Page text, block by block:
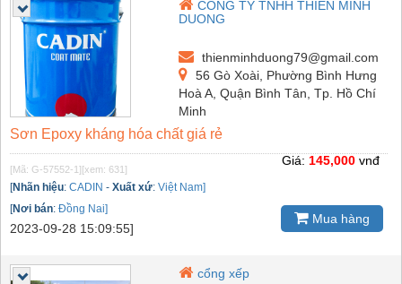
CÔNG TY TNHH THIEN MINH
DUONG
thienminhduong79@gmail.com
56 Gò Xoài, Phường Bình Hưng
Hoà A, Quận Bình Tân, Tp. Hồ Chí
Minh
Sơn Epoxy kháng hóa chất giá rẻ
[Mã: G-57552-1] [xem: 631]
[Nhãn hiệu: CADIN - Xuất xứ: Việt Nam]
[Nơi bán: Đồng Nai]
2023-09-28 15:09:55]
Giá: 145,000 vnđ
Mua hàng
cổng xếp